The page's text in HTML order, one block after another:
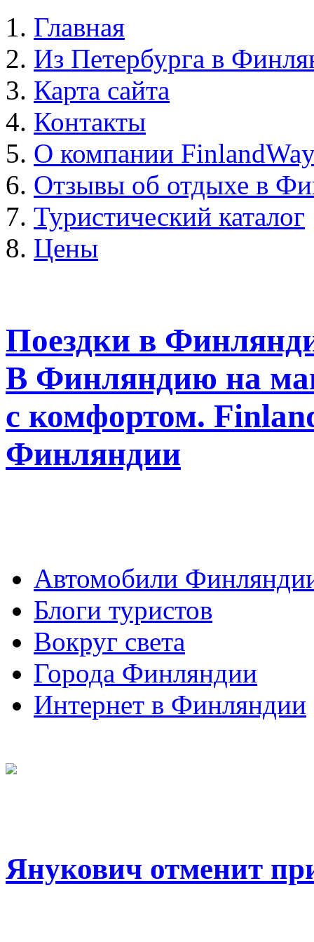
Главная
Из Петербурга в
Карта сайта
Контакты
О компании
Отзывы об отдыхе в
Туристический каталог
Цены
Поездки в
В Финляндию на
с комфортом.
Финляндии
Автомобили
Блоги туристов
Вокруг света
Города Финляндии
Интернет в Финляндии
Янукович отменит